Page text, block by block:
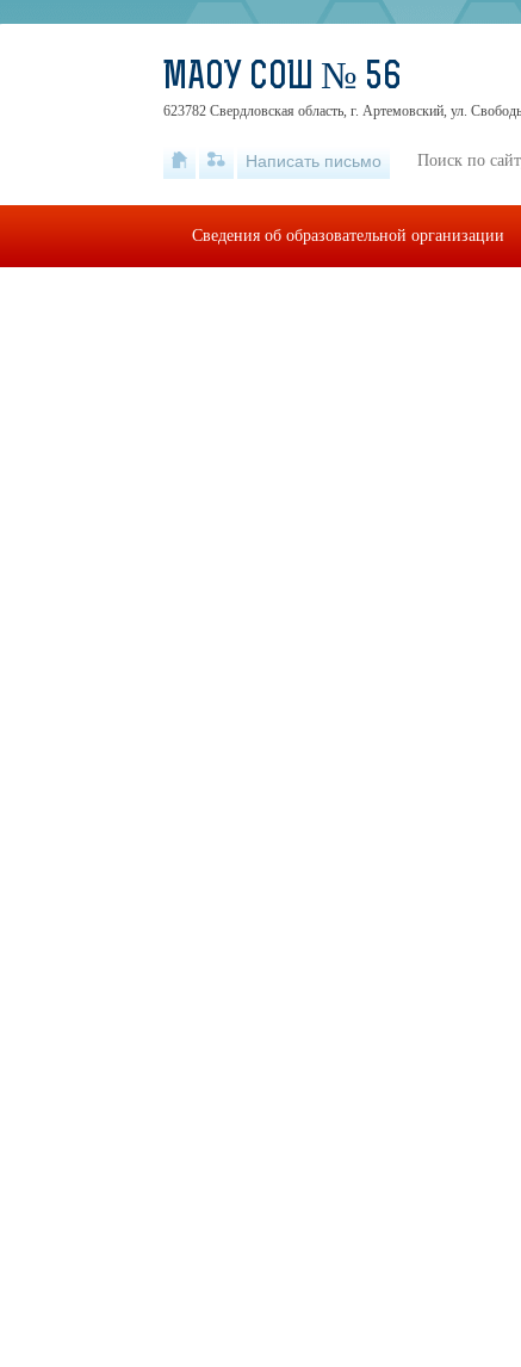
МАОУ СОШ № 56
623782 Свердловская область, г. Артемовский, ул.
Написать письмо
Сведения об образовательной организации